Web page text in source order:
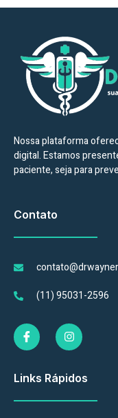
Nossa plataforma
digital. Estamos
paciente, seja para
Contato
(11) 95031-2596
Links Rápidos